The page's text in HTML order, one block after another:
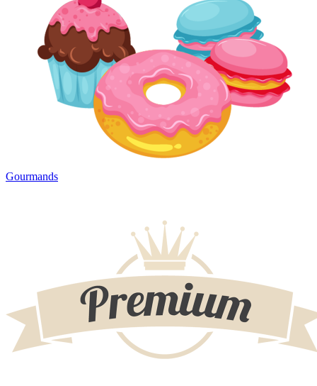
Gourmands